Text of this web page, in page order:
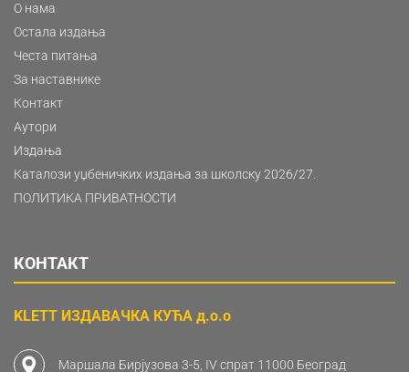
О нама
Остала издања
Честа питања
За наставнике
Контакт
Аутори
Издања
Каталози уџбеничких издања за школску 2026/27.
ПОЛИТИКА ПРИВАТНОСТИ
КОНТАКТ
KLETT ИЗДАВАЧКА КУЋА д.о.о
Маршала Бирјузова 3-5, IV спрат 11000 Београд